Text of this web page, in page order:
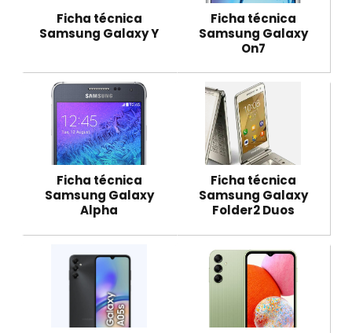
Ficha técnica
Samsung Galaxy Y
Ficha técnica
Samsung Galaxy
On7
Ficha técnica
Samsung Galaxy
Alpha
Ficha técnica
Samsung Galaxy
Folder2 Duos